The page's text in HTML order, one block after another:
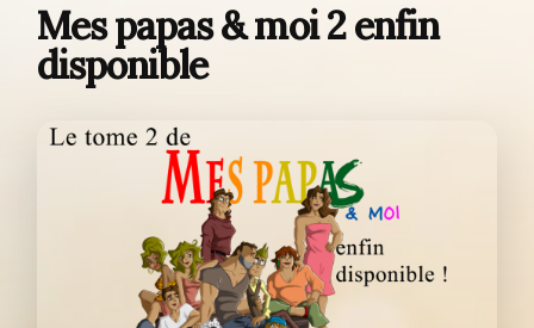
Mes papas & moi 2 enfin
disponible